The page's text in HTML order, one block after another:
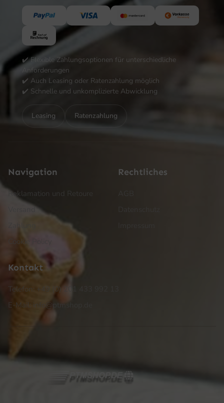
✔️ Flexible Zahlungsoptionen für unterschiedliche
Anforderungen
✔️ Auch Leasing oder Ratenzahlung möglich
✔️ Schnelle und unkomplizierte Abwicklung
Leasing Ratenzahlung
Navigation
Reklamation und Retoure
Cookie Policy
Rechtliches
Kontakt
Telefon: +49 (0) 201 433 992 13
E-Mail: info@ptmshop.de